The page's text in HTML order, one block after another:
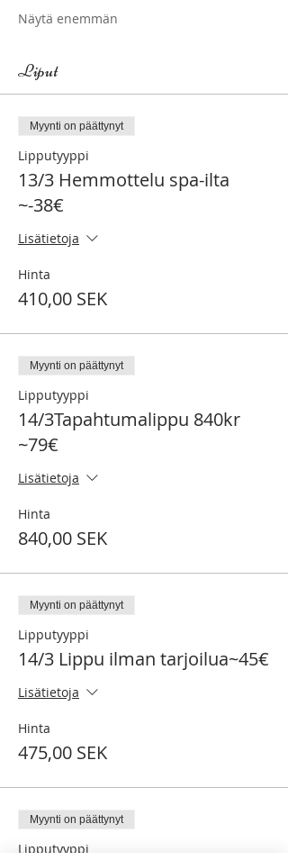
Näytä enemmän
Liput
Myynti on päättynyt
Lipputyyppi
13/3 Hemmottelu spa-ilta
~-38€
Lisätietoja
Hinta
410,00 SEK
Myynti on päättynyt
Lipputyyppi
14/3Tapahtumalippu 840kr
~79€
Lisätietoja
Hinta
840,00 SEK
Myynti on päättynyt
Lipputyyppi
14/3 Lippu ilman tarjoilua~45€
Lisätietoja
Hinta
475,00 SEK
Myynti on päättynyt
Lipputyyppi